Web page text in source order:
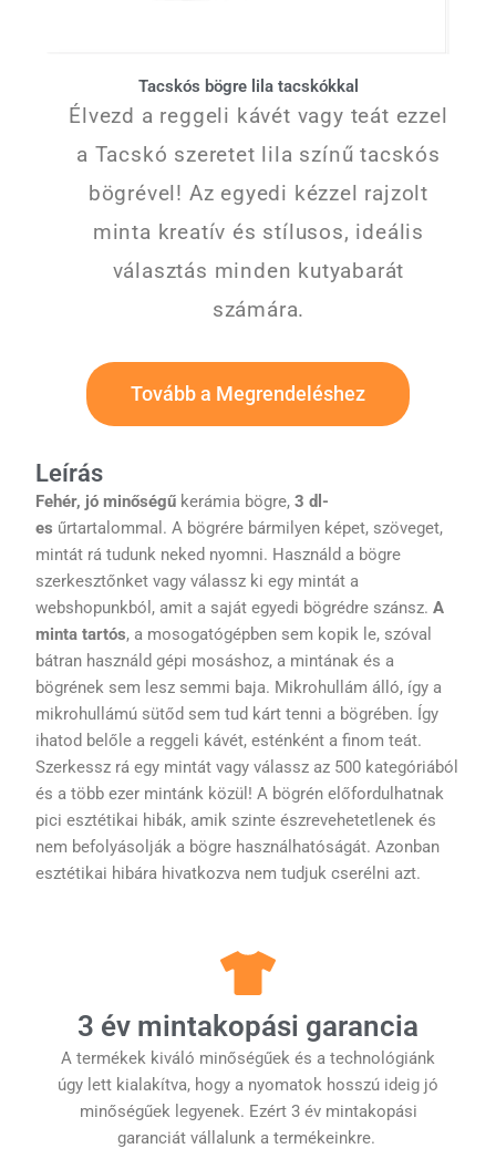
Tacskós bögre lila tacskókkal
Élvezd a reggeli kávét vagy teát ezzel
a Tacskó szeretet lila színű tacskós
bögrével! Az egyedi kézzel rajzolt
minta kreatív és stílusos, ideális
választás minden kutyabarát
számára.
Tovább a Megrendeléshez
Leírás
Fehér, jó minőségű kerámia bögre,3 dl-
es űrtartalommal. A bögrére bármilyen képet, szöveget,
mintát rá tudunk neked nyomni. Használd a bögre
szerkesztőnket vagy válassz ki egy mintát a
webshopunkból, amit a saját egyedi bögrédre szánsz.A
minta tartós, a mosogatógépben sem kopik le, szóval
bátran használd gépi mosáshoz, a mintának és a
bögrének sem lesz semmi baja. Mikrohullám álló, így a
mikrohullámú sütőd sem tud kárt tenni a bögrében. Így
ihatod belőle a reggeli kávét, esténként a finom teát.
Szerkessz rá egy mintát vagy válassz az 500 kategóriából
és a több ezer mintánk közül! A bögrén előfordulhatnak
pici esztétikai hibák, amik szinte észrevehetetlenek és
nem befolyásolják a bögre használhatóságát. Azonban
esztétikai hibára hivatkozva nem tudjuk cserélni azt.
3 év mintakopási garancia
A termékek kiváló minőségűek és a technológiánk
úgy lett kialakítva, hogy a nyomatok hosszú ideig jó
minőségűek legyenek. Ezért 3 év mintakopási
garanciát vállalunk a termékeinkre.